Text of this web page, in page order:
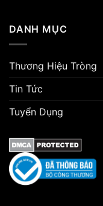
DANH MỤC
Thương Hiệu Tròng
Tin Tức
Tuyển Dụng